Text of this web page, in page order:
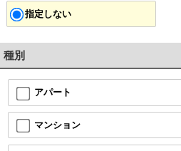
指定しない
種別
アパート
マンション